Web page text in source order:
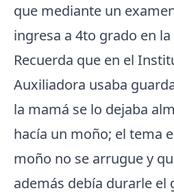
que mediante un
ingresa a 4to grado en la
Recuerda que en el
Auxiliadora usaba
la mamá se lo dejaba
hacía un moño; el tema
moño no se arrugue y
además debía durarle